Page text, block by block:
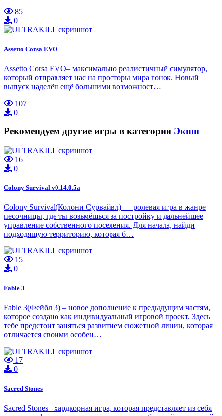
85
0
Assetto Corsa EVO
Assetto Corsa EVO– максимально реалистичный симулятор,
который отправляет нас на просторы мира гонок. Новый
выпуск наделён ещё большими возможност…
107
0
Рекомендуем другие игры в категории Экшн
16
0
Colony Survival v0.14.0.5a
Colony Survival(Колони Сурвайвл) — ролевая игра в жанре
песочницы, где ты возьмёшься за постройку и дальнейшее
управление собственного поселения. Для начала, найди
подходящую территорию, которая б…
15
0
Fable 3
Fable 3(Фейбл 3) – новое дополнение к предыдущим частям,
которое создано как индивидуальный игровой проект. Здесь
тебе предстоит заняться развитием сюжетной линии, которая
отличается своими особен…
17
0
Sacred Stones
Sacred Stones– хардкорная игра, которая представляет из себя